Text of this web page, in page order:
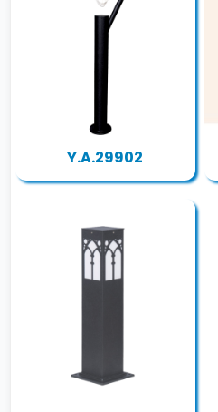
Y.A.29902